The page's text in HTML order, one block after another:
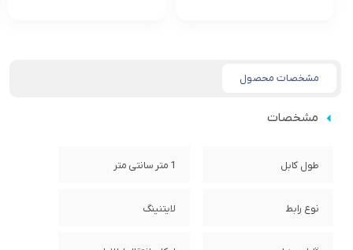
مشخصات محصول
مشخصات
طول کابل 1 متر سانتی متر
نوع رابط لایتنینگ